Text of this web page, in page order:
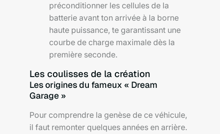
préconditionner les cellules de la
batterie avant ton arrivée à la borne
haute puissance, te garantissant une
courbe de charge maximale dès la
première seconde.
Les coulisses de la création
Les origines du fameux « Dream
Garage »
Pour comprendre la genèse de ce véhicule,
il faut remonter quelques années en arrière.